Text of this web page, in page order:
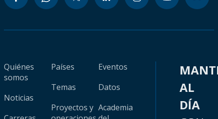
Quiénes
somos
Noticias
Países
Temas
Proyectos y
Eventos
Datos
Academia
AL
DÍA